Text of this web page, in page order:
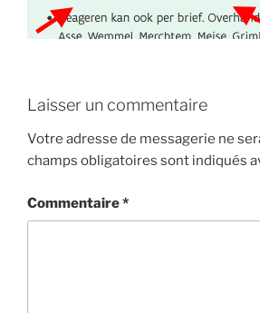
Laisser un commentaire
Votre adresse de messagerie ne
champs obligatoires sont indiqués
Commentaire*